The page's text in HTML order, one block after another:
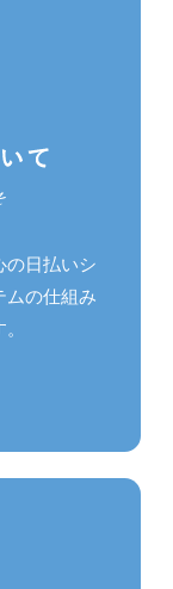
の日払いシ
ムの仕組み